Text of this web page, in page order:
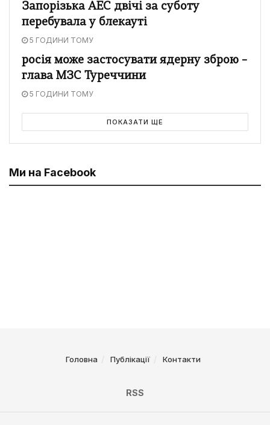
Запорізька АЕС двічі за суботу
перебувала у блекауті
5 ГОДИНИ ТОМУ
росія може застосувати ядерну зброю –
глава МЗС Туреччини
5 ГОДИНИ ТОМУ
ПОКАЗАТИ ЩЕ
Ми на Facebook
Головна Публікації Контакти
RSS